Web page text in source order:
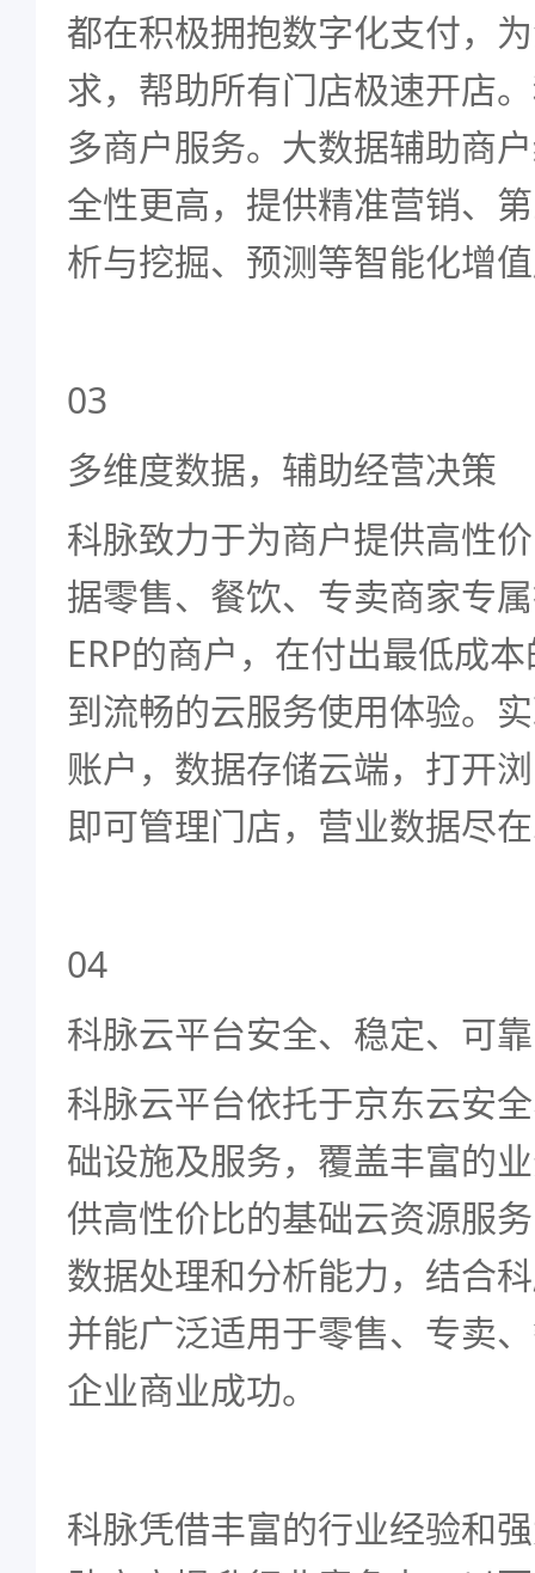
都在积极拥抱数字化支付，
求，帮助所有门店极速开店
多商户服务。大数据辅助商
全性更高，提供精准营销、
析与挖掘、预测等智能化增
03
多维度数据，辅助经营决策
科脉致力于为商户提供高性
据零售、餐饮、专卖商家专
ERP的商户，在付出最低成
到流畅的云服务使用体验。
账户，数据存储云端，打开
即可管理门店，营业数据尽
04
科脉云平台安全、稳定、可靠
科脉云平台依托于京东云安
础设施及服务，覆盖丰富的
供高性价比的基础云资源服
数据处理和分析能力，结合
并能广泛适用于零售、专卖
企业商业成功。
科脉凭借丰富的行业经验和